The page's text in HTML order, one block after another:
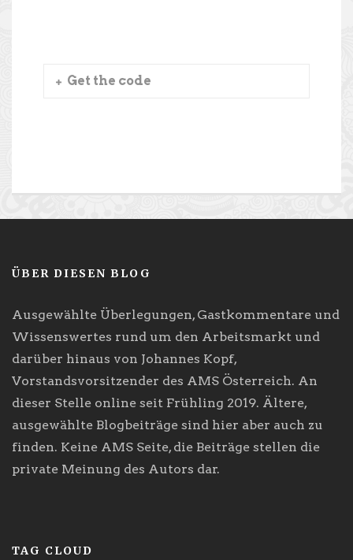
Get the code
ÜBER DIESEN BLOG
Ausgewählte Überlegungen, Gastkommentare und
Wissenswertes rund um den Arbeitsmarkt und
darüber hinaus von Johannes Kopf,
Vorstandsvorsitzender des AMS Österreich. An
dieser Stelle online seit Frühling 2019. Ältere,
ausgewählte Blogbeiträge sind hier aber auch zu
finden. Keine AMS Seite, die Beiträge stellen die
private Meinung des Autors dar.
TAG CLOUD